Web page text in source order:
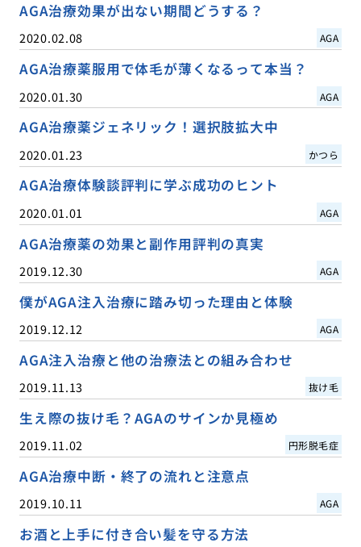
AGA治療効果が出ない期間どうする？
2020.02.08 AGA
AGA治療薬服用で体毛が薄くなるって本当？
2020.01.30 AGA
AGA治療薬ジェネリック！選択肢拡大中
2020.01.23 かつら
AGA治療体験談評判に学ぶ成功のヒント
2020.01.01 AGA
AGA治療薬の効果と副作用評判の真実
2019.12.30 AGA
僕がAGA注入治療に踏み切った理由と体験
2019.12.12 AGA
AGA注入治療と他の治療法との組み合わせ
2019.11.13 抜け毛
生え際の抜け毛？AGAのサインか見極め
2019.11.02 円形脱毛症
AGA治療中断・終了の流れと注意点
2019.10.11 AGA
お酒と上手に付き合い髪を守る方法